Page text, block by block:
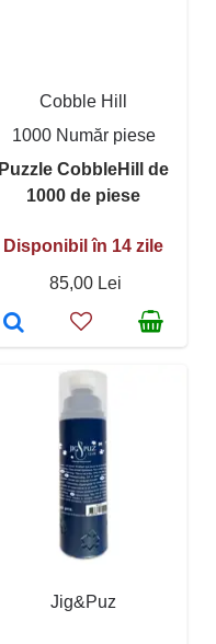
Cobble Hill
1000 Număr piese
Puzzle CobbleHill de
1000 de piese
Disponibil în 14 zile
85,00 Lei
Jig&Puz